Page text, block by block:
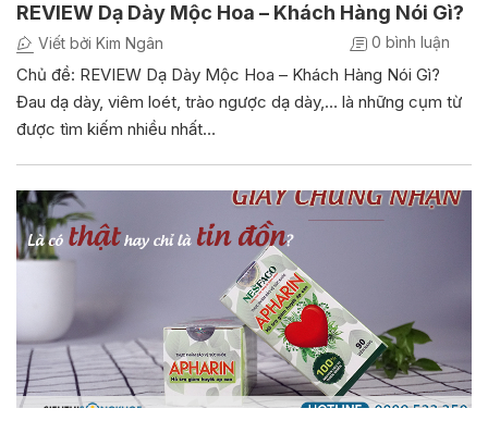
REVIEW Dạ Dày Mộc Hoa – Khách Hàng Nói Gì?
Viết bởi Kim Ngân 0 bình luận
Chủ đề: REVIEW Dạ Dày Mộc Hoa – Khách Hàng Nói Gì?
Đau dạ dày, viêm loét, trào ngược dạ dày,… là những cụm từ
được tìm kiếm nhiều nhất…